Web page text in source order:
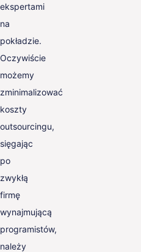
ekspertami
na
pokładzie.
Oczywiście
możemy
zminimalizować
koszty
outsourcingu,
sięgając
po
zwykłą
firmę
wynajmującą
programistów,
należy